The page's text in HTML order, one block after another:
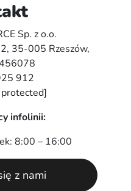
Sp. z o.o.
35-005 Rzeszów,
912
infolinii:
8:00 – 16:00
z nami